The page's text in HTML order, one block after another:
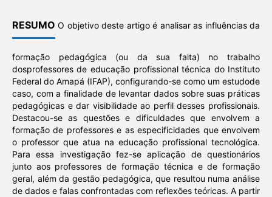
RESUMO O objetivo deste artigo é analisar as influências da
formação pedagógica (ou da sua falta) no trabalho
dosprofessores de educação profissional técnica do Instituto
Federal do Amapá (IFAP), configurando-se como um estudode
caso, com a finalidade de levantar dados sobre suas práticas
pedagógicas e dar visibilidade ao perfil desses profissionais.
Destacou-se as questões e dificuldades que envolvem a
formação de professores e as especificidades que envolvem
o professor que atua na educação profissional tecnológica.
Para essa investigação fez-se aplicação de questionários
junto aos professores de formação técnica e de formação
geral, além da gestão pedagógica, que resultou numa análise
de dados e falas confrontadas com reflexões teóricas. A partir